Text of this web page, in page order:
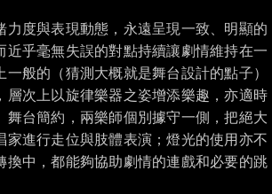
力度與表現動態，永遠呈現一致、明顯的
近乎毫無失誤的對點持續讓劇情維持在一
般的（猜測大概就是舞台設計的點子）
層次上以旋律樂器之姿增添樂趣，亦適時
舞台簡約，兩樂師個別據守一側，把絕大
家進行走位與肢體表演；燈光的使用亦不
換中，都能夠協助劇情的連戲和必要的跳